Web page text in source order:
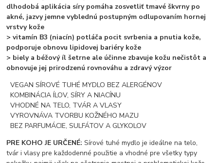
dlhodobá aplikácia síry pomáha zosvetliť tmavé škvrny po
akné, jazvy jemne vyblednú postupným odlupovaním hornej
vrstvy kože
> vitamín B3 (niacín) potláča pocit svrbenia a pnutia kože,
podporuje obnovu lipidovej bariéry kože
> biely a béžový íl šetrne ale účinne zbavuje kožu nečistôt a
obnovuje jej prirodzenú rovnováhu a zdravý výzor
VEGAN SÍROVÉ TUHÉ MYDLO BEZ ALERGÉNOV
KOMBINÁCIA ÍLOV, SÍRY A NIACÍNU
VHODNÉ NA TELO, TVÁR A VLASY
VYROVNÁVA TVORBU KOŽNÉHO MAZU
BEZ PARFUMÁCIE, SULFÁTOV A GLYKOLOV
PRE KOHO JE URČENÉ:Sírové tuhé mydlo je ideálne na telo,
tvár i vlasy pre každodenné použitie a vhodné pre všetky typy